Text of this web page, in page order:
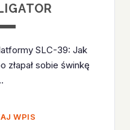
SLC-39: Jak
złapał sobie świnkę
WPIS